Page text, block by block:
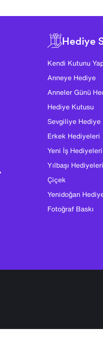
Hediye
Kendi Kutunu
Anneye Hediye
Anneler Günü
Hediye Kutusu
Sevgiliye Hediye
Erkek Hediyeleri
Yeni İş Hediyeleri
Yılbaşı Hediyeleri
Çiçek
Yenidoğan
Fotoğraf Baskı